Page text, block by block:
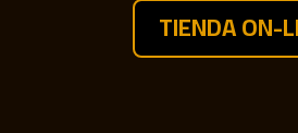
TIENDA ON-